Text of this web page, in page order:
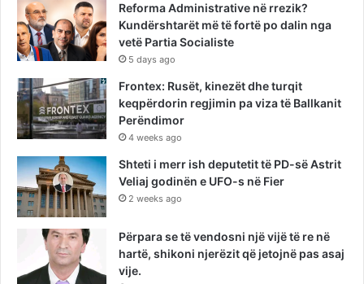
Reforma Administrative në rrezik?
Kundërshtarët më të fortë po dalin nga
vetë Partia Socialiste
5 days ago
Frontex: Rusët, kinezët dhe turqit
keqpërdorin regjimin pa viza të Ballkanit
Perëndimor
4 weeks ago
Shteti i merr ish deputetit të PD-së Astrit
Veliaj godinën e UFO-s në Fier
2 weeks ago
Përpara se të vendosni një vijë të re në
hartë, shikoni njerëzit që jetojnë pas asaj
vije.